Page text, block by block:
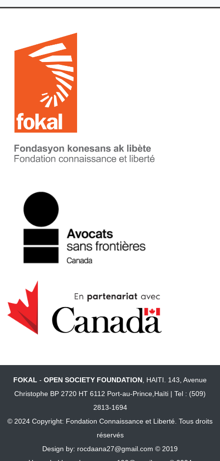
Journée portes ouvertes
Projection 11
Projet subventionné
4
Sensibilisation 11
Spectacle
Subvention
FOKAL - OPEN SOCIETY FOUNDATION , HAITI. 143, Avenue
Christophe BP 2720 HT 6112 Port-au-Prince,Haïti | Tel : (509)
2813-1694
© 2024 Copyright: Fondation Connaissance et Liberté. Tous droits
réservés
Design by: rocdaana27@gmail.com © 2019